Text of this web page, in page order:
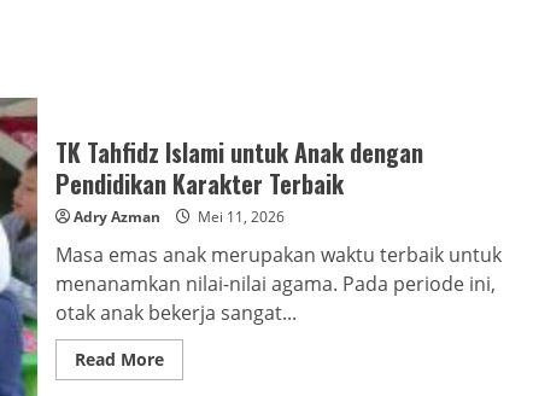
TK Tahfidz Islami untuk Anak dengan
Pendidikan Karakter Terbaik
Adry Azman Mei 11, 2026
Masa emas anak merupakan waktu terbaik untuk
menanamkan nilai-nilai agama. Pada periode ini,
otak anak bekerja sangat...
Read MoreRead
more